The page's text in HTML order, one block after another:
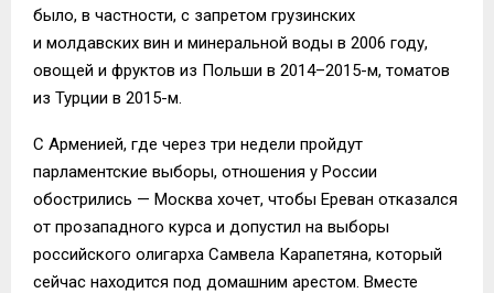
было, в частности, с запретом грузинских
и молдавских вин и минеральной воды в 2006 году,
овощей и фруктов из Польши в 2014–2015-м, томатов
из Турции в 2015-м.
С Арменией, где через три недели пройдут
парламентские выборы, отношения у России
обострились — Москва хочет, чтобы Ереван отказался
от прозападного курса и допустил на выборы
российского олигарха Самвела Карапетяна, который
сейчас находится под домашним арестом. Вместе